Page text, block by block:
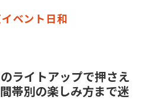
ベント日和
ライトアップで押さえ
帯別の楽しみ方まで迷